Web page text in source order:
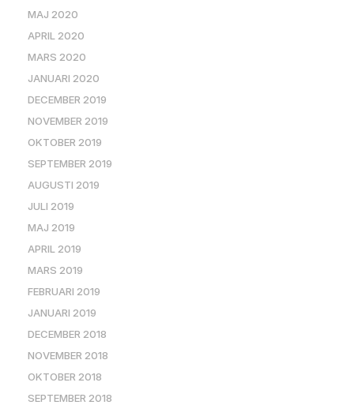
MAJ 2020
APRIL 2020
MARS 2020
JANUARI 2020
DECEMBER 2019
NOVEMBER 2019
OKTOBER 2019
SEPTEMBER 2019
AUGUSTI 2019
JULI 2019
MAJ 2019
APRIL 2019
MARS 2019
FEBRUARI 2019
JANUARI 2019
DECEMBER 2018
NOVEMBER 2018
OKTOBER 2018
SEPTEMBER 2018